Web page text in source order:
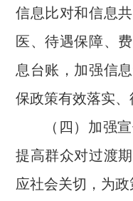
信息比对和信息
医、待遇保障、
息台账，加强信
保政策有效落实、
（四）加强
提高群众对过渡
应社会关切，为政